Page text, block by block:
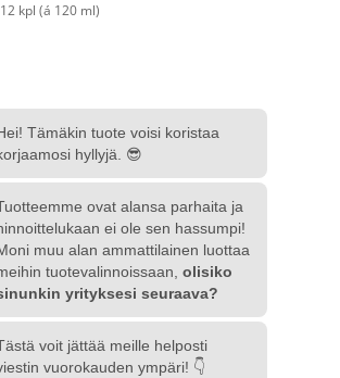
kpl (á 120 ml)